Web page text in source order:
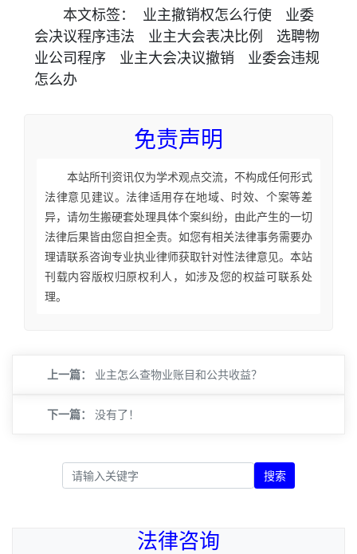
本文标签： 业主撤销权怎么行使
业委
会决议程序违法
业主大会表决比例
选聘物
业公司程序
业主大会决议撤销
业委会违规
怎么办
免责声明
本站所刊资讯仅为学术观点交流，不构成任何形式
法律意见建议。法律适用存在地域、时效、个案等差
异，请勿生搬硬套处理具体个案纠纷，由此产生的一切
法律后果皆由您自担全责。如您有相关法律事务需要办
理请联系咨询专业执业律师获取针对性法律意见。本站
刊载内容版权归原权利人，如涉及您的权益可联系处
理。
上一篇： 业主怎么查物业账目和公共收益？
下一篇： 没有了！
搜索
法律咨询